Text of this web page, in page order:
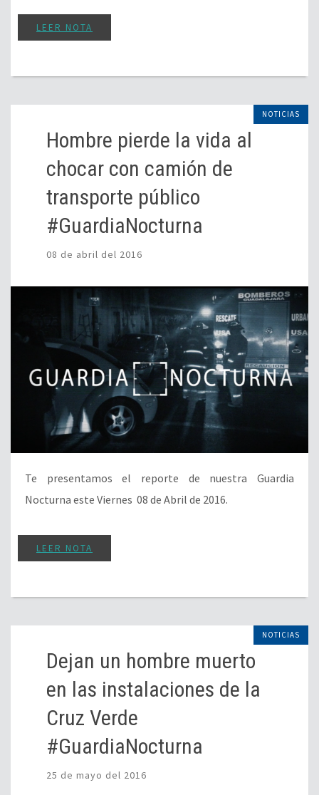
LEER NOTA
NOTICIAS
Hombre pierde la vida al
chocar con camión de
transporte público
#GuardiaNocturna
08 de abril del 2016
Te presentamos el reporte de nuestra Guardia
Nocturna este Viernes 08 de Abril de 2016.
LEER NOTA
NOTICIAS
Dejan un hombre muerto
en las instalaciones de la
Cruz Verde
#GuardiaNocturna
25 de mayo del 2016